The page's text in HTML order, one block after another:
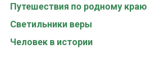
Путешествия по родному краю
Светильники веры
Человек в истории